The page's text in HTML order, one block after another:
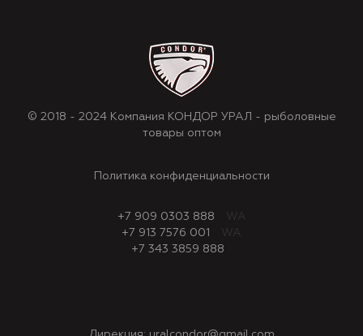
© 2018 - 2024 Компания КОНДОР УРАЛ - рыболовные
товары оптом
Политика конфиденциальности
+7 909 0303 888
WA
+7 913 7576 001
WA
+7 343 3859 888